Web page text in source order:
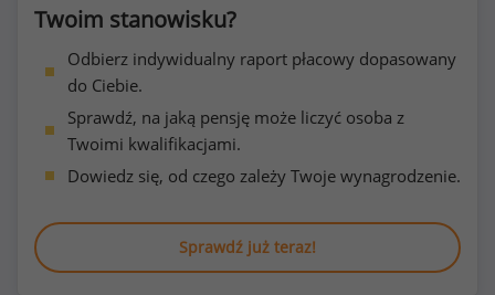
Twoim stanowisku?
Odbierz indywidualny raport płacowy dopasowany
do Ciebie.
Sprawdź, na jaką pensję może liczyć osoba z
Twoimi kwalifikacjami.
Dowiedz się, od czego zależy Twoje wynagrodzenie.
Sprawdź już teraz!